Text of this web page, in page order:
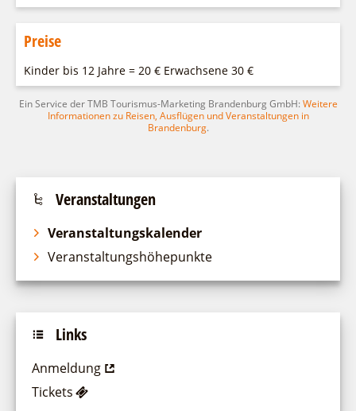
Preise
Kinder bis 12 Jahre = 20 € Erwachsene 30 €
Ein Service der TMB Tourismus-Marketing Brandenburg GmbH:Weitere
Informationen zu Reisen, Ausflügen und Veranstaltungen in
Brandenburg.
Veranstaltungen
Veranstaltungskalender
Veranstaltungshöhepunkte
Links
Anmeldung
Tickets